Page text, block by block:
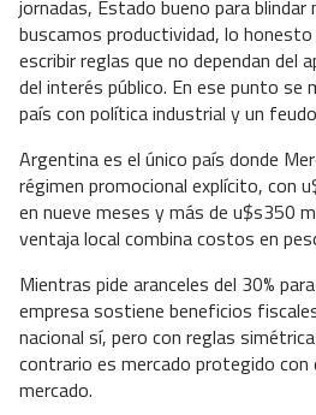
jornadas, Estado bueno para blindar
buscamos productividad, lo
escribir reglas que no dependan del
del interés público. En ese punto se
país con política industrial y un
Argentina es el único país donde
régimen promocional explícito, con
en nueve meses y más de u$s350
ventaja local combina costos en
Mientras pide aranceles del 30%
empresa sostiene beneficios
nacional sí, pero con reglas
contrario es mercado protegido con
mercado.